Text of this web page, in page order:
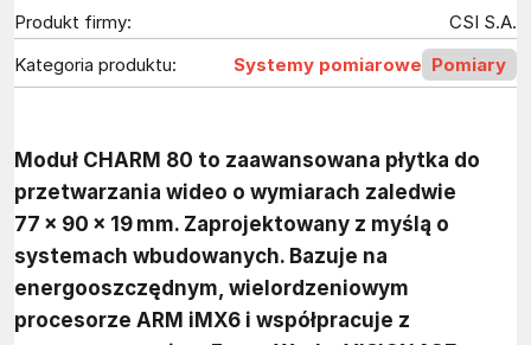
Produkt firmy:
CSI S.A.
Kategoria produktu:
Systemy pomiarowe Pomiary
Moduł CHARM 80 to zaawansowana płytka do
przetwarzania wideo o wymiarach zaledwie
77 × 90 × 19 mm. Zaprojektowany z myślą o
systemach wbudowanych. Bazuje na
energooszczędnym, wielordzeniowym
procesorze ARM iMX6 i współpracuje z